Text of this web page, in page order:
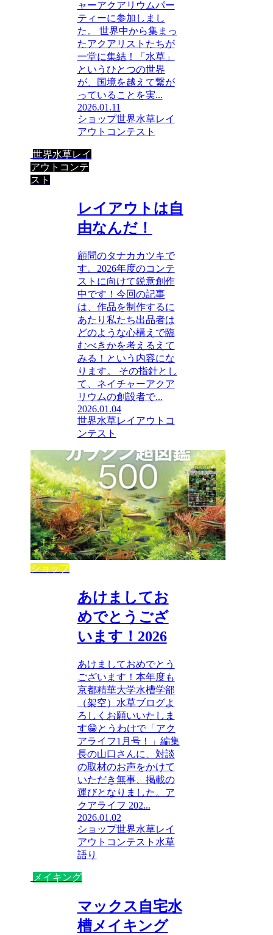
ャーアクアリウムパー
ティーに参加しまし
た。 世界中から集まっ
たアクアリストたちが
一堂に集結！「水草」
というひとつの世界
が、国境を越えて繋が
っていることを実...
2026.01.11
ショップ世界水草レイ
アウトコンテスト
世界水草レイ
アウトコンテ
スト
レイアウトは自
由なんだ！
顧問のタナカカツキで
す。2026年度のコンテ
ストに向けて鋭意創作
中です！今回の記事
は、作品を制作するに
あたり私たち出品者は
どのような心構えで臨
むべきかを考えるえて
みる！という内容にな
ります。 その指針とし
て、ネイチャーアクア
リウムの創設者で...
2026.01.04
世界水草レイアウトコ
ンテスト
ショップ
あけましてお
めでとうござ
います！2026
あけましておめでとう
ございます！本年度も
京都精華大学水槽学部
（架空）水草ブログよ
ろしくお願いいたしま
す😁とうわけで「アク
アライフ1月号！」編集
長の山口さんに、対談
の取材のお声をかけて
いただき無事、掲載の
運びとなりました。ア
クアライフ 202...
2026.01.02
ショップ世界水草レイ
アウトコンテスト 水草
語り
メイキング
マックス自宅水
槽メイキング